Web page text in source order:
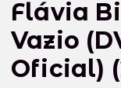
Flávia
Vazio
Oficial)